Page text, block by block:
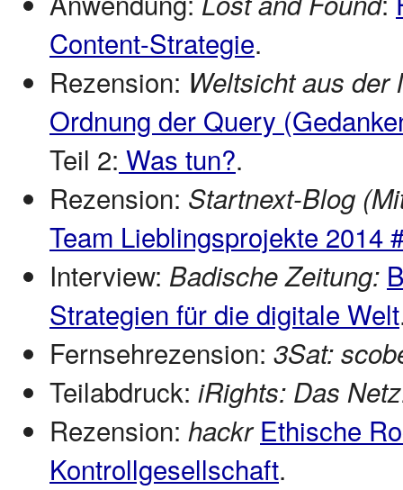
Content-Strategie.
Rezension: Weltsicht aus der
Ordnung der Query
Teil 2: Was tun?.
Rezension: Startnext-Blog
Team Lieblingsprojekte 2014
Interview: Badische Zeitung:
Strategien für die digitale Welt
Fernsehrezension: 3Sat:
Teilabdruck: iRights: Das
Rezension: hackr Ethische
Kontrollgesellschaft.